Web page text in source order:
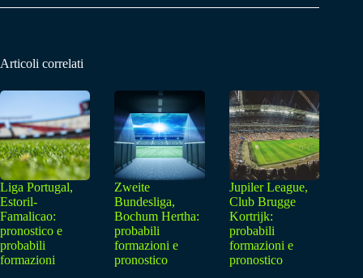
Articoli correlati
Liga Portugal,
Estoril-
Famalicao:
pronostico e
probabili
formazioni
Zweite
Bundesliga,
Bochum Hertha:
probabili
formazioni e
pronostico
Jupiler League,
Club Brugge
Kortrijk:
probabili
formazioni e
pronostico